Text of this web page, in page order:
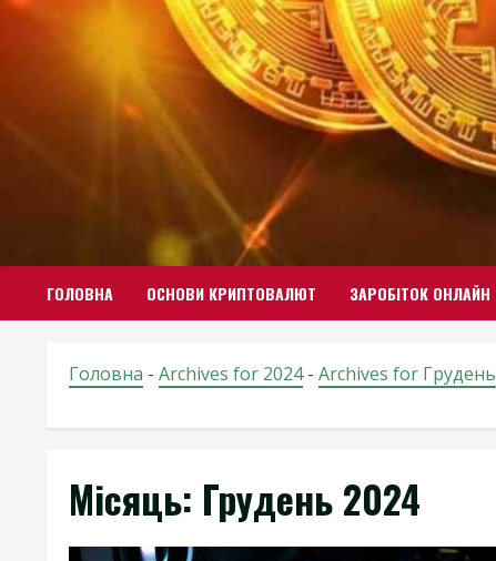
Skip
ГОЛОВНА ОСНОВИ КРИПТОВАЛЮТ ЗАРОБІТОК ОНЛАЙН
Головна - Archives for 2024- Archives for Грудень
Місяць: Грудень 2024